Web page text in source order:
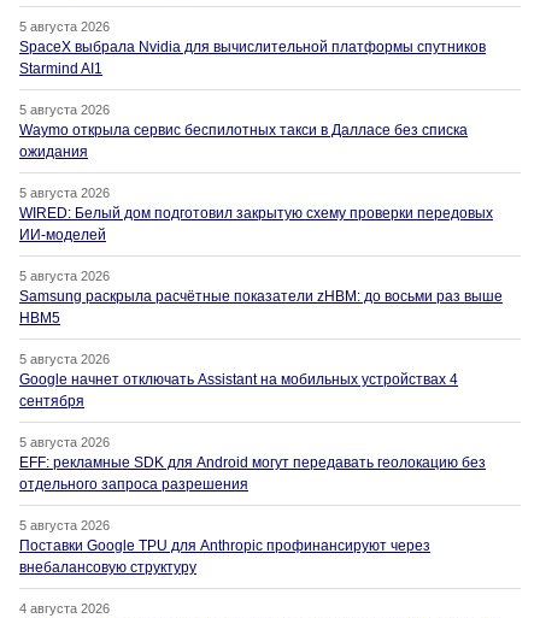
5 августа 2026
SpaceX выбрала Nvidia для вычислительной платформы спутников
Starmind AI1
5 августа 2026
Waymo открыла сервис беспилотных такси в Далласе без списка
ожидания
5 августа 2026
WIRED: Белый дом подготовил закрытую схему проверки передовых
ИИ-моделей
5 августа 2026
Samsung раскрыла расчётные показатели zHBM: до восьми раз выше
HBM5
5 августа 2026
Google начнет отключать Assistant на мобильных устройствах 4
сентября
5 августа 2026
EFF: рекламные SDK для Android могут передавать геолокацию без
отдельного запроса разрешения
5 августа 2026
Поставки Google TPU для Anthropic профинансируют через
внебалансовую структуру
4 августа 2026